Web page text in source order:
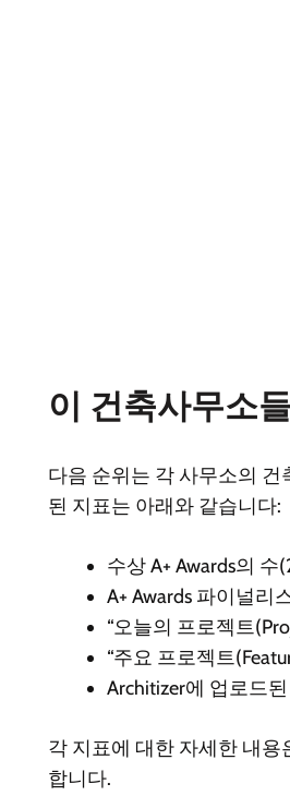
이 건축사무소
다음 순위는 각 사무소의
된 지표는 아래와 같습니다:
수상 A+ Awards의 수
A+ Awards 파이널리
“오늘의 프로젝트
“주요 프로젝트
Architizer에 업로드
각 지표에 대한 자세한 내
합니다.